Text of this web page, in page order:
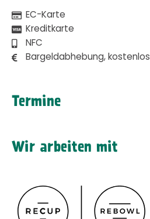
EC-Karte
Kreditkarte
NFC
Bargeldabhebung, kostenlos
Termine
Wir arbeiten mit